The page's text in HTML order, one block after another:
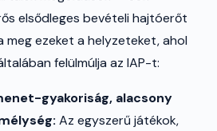
elsődleges bevételi hajtóerőt
meg ezeket a helyzeteket, ahol
felülmúlja az IAP-t:
gyakoriság, alacsony
Az egyszerű játékok,